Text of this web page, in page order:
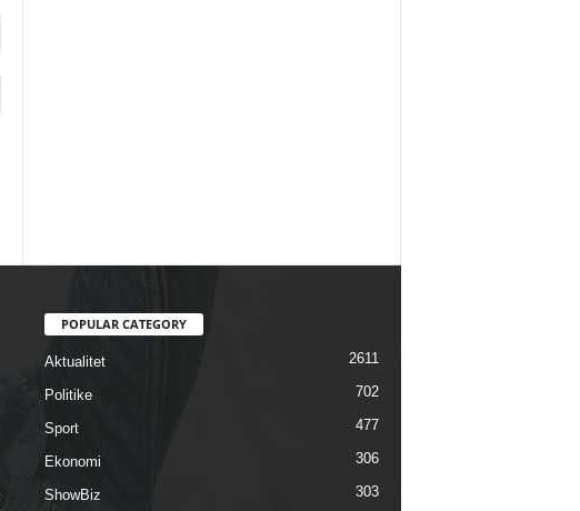
POPULAR CATEGORY
Aktualitet 2611
Politike 702
Sport 477
Ekonomi 306
ShowBiz 303